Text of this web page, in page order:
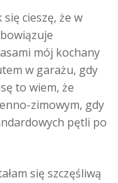
cieszę, że w
mój kochany
w garażu, gdy
to wiem, że
zimowym, gdy
pętli po
się szczęśliwą